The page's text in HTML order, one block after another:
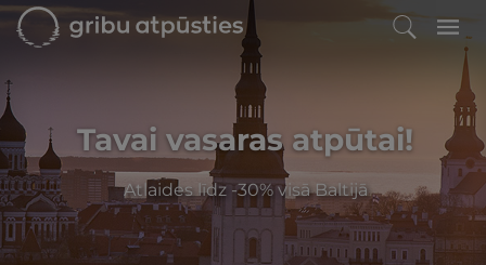
Tavai vasaras atpūtai!
Atlaides līdz -30% visā Baltijā